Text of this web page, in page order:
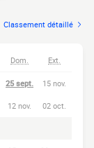
Classement détaillé
Dom. Ext.
25 sept. 15 nov.
12 nov. 02 oct.